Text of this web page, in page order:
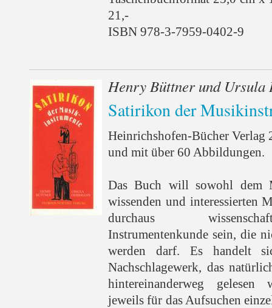
21,-
ISBN 978-3-7959-0402-9
Henry Büttner und Ursula
Satirikon der
Heinrichshofen-Bücher Verlag
und mit über 60 Abbildungen.
Das Buch will sowohl dem
wissenden und interessierten
durchaus
Instrumentenkunde sein, die
werden darf. Es handelt
Nachschlagewerk, das
hintereinanderweg
jeweils für das Aufsuchen